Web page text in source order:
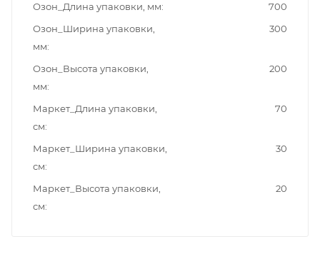
Озон_Длина упаковки, мм
700
Озон_Ширина упаковки,
мм
300
Озон_Высота упаковки,
мм
200
Маркет_Длина упаковки,
см
70
Маркет_Ширина упаковки,
см
30
Маркет_Высота упаковки,
см
20